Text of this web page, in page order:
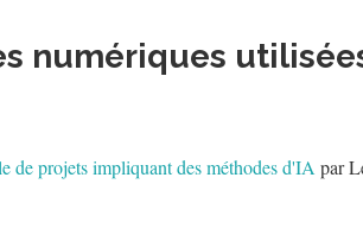
numériques
de projets impliquant des méthodes d'IA par